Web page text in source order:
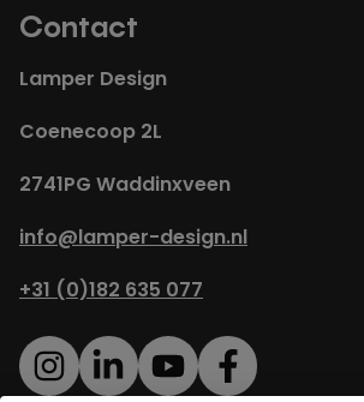
Contact
Lamper Design
Coenecoop 2L
2741PG Waddinxveen
info@lamper-design.nl
+31 (0)182 635 077